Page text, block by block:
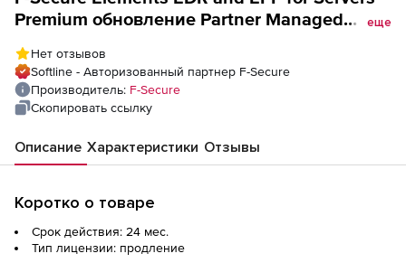
Premium обновление Partner Managed
еще
Нет отзывов
Softline - Авторизованный партнер F-Secure
Производитель: F-Secure
Скопировать ссылку
Описание Характеристики Отзывы
Коротко о товаре
Срок действия: 24 мес.
Тип лицензии: продление